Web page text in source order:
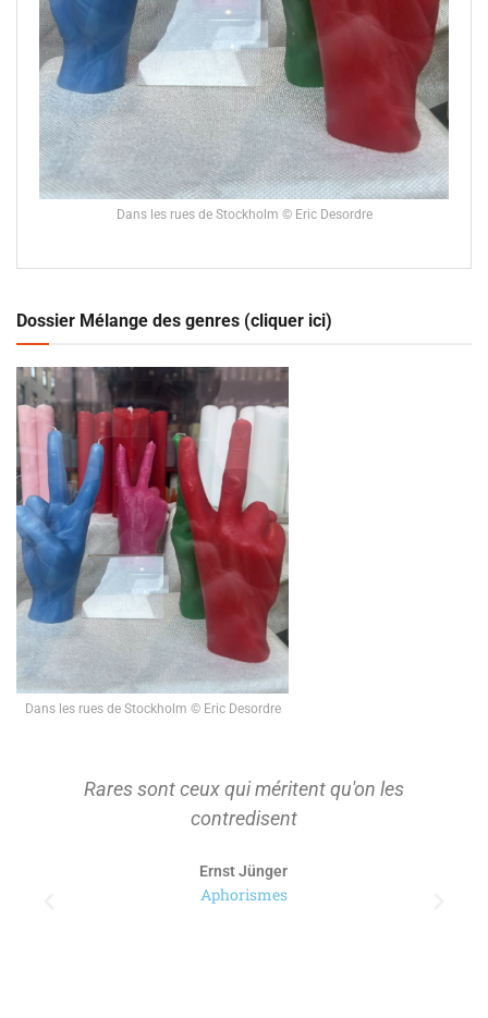
Dans les rues de Stockholm © Eric Desordre
Dossier Mélange des genres (cliquer ici)
Dans les rues de Stockholm © Eric Desordre
Rares sont ceux qui méritent qu'on les
contredisent
Ernst Jünger
Aphorismes